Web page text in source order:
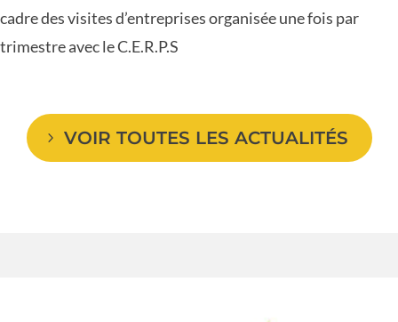
cadre des visites d’entreprises organisée une fois par
trimestre avec le C.E.R.P.S
VOIR TOUTES LES ACTUALITÉS